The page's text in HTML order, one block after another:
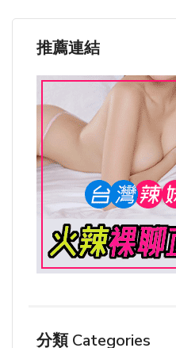
推薦連結
分類 Categories